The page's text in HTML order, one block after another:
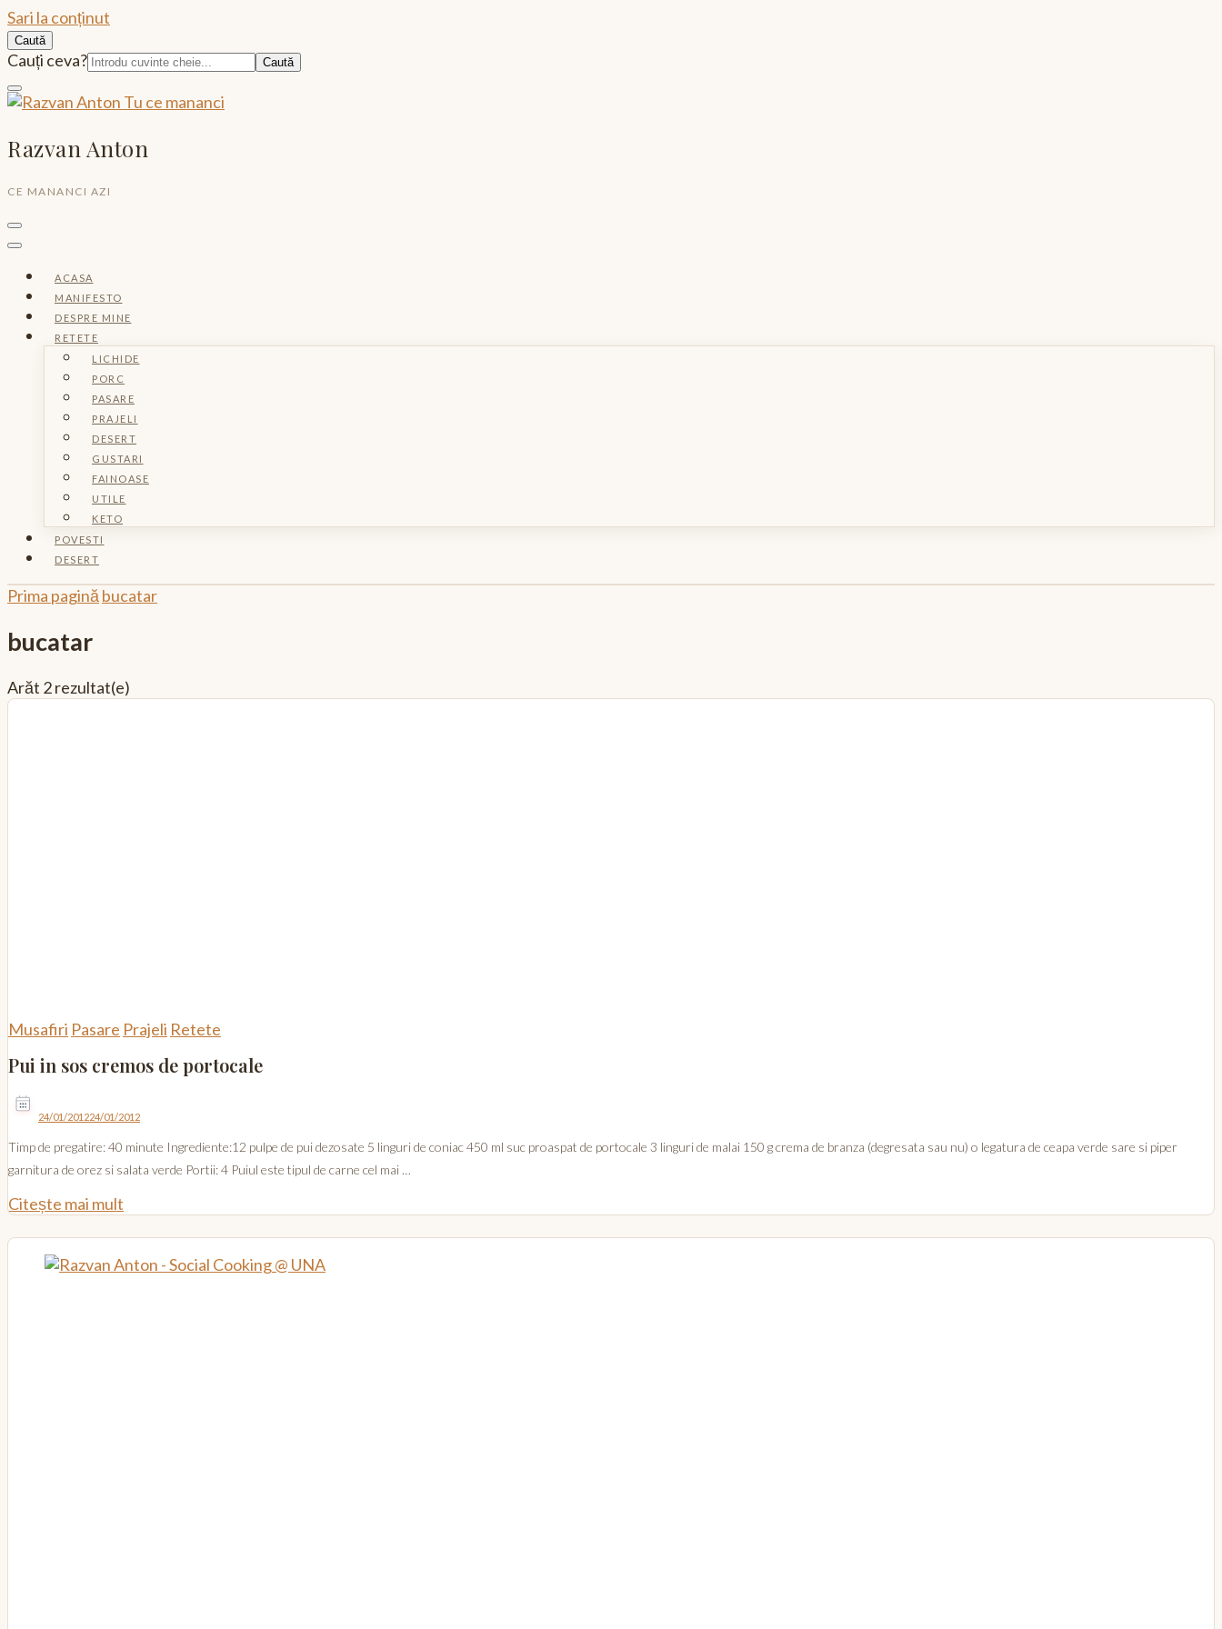
Sari la conținut
Caută
Caută:
Cauți ceva?
Razvan Anton
CE MANANCI AZI
ACASA
MANIFESTO
DESPRE MINE
RETETE
LICHIDE
PORC
PASARE
PRAJELI
DESERT
GUSTARI
FAINOASE
UTILE
KETO
POVESTI
DESERT
Prima pagină bucatar
bucatar
Arăt 2 rezultat(e)
Musafiri Pasare Prajeli Retete
Pui in sos cremos de portocale
24/01/201224/01/2012
Timp de pregatire: 40 minute Ingrediente:12 pulpe de pui dezosate 5 linguri de coniac 450 ml suc proaspat de portocale 3 linguri de malai 150 g crema de branza (degresata sau nu) o legatura de ceapa verde sare si piper
garnitura de orez si salata verde Portii: 4 Puiul este tipul de carne cel mai …
Citește mai mult